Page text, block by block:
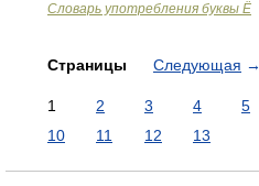
Словарь употребления буквы Ё
Страницы Следующая →
1 2 3 4 5
10
11 12 13